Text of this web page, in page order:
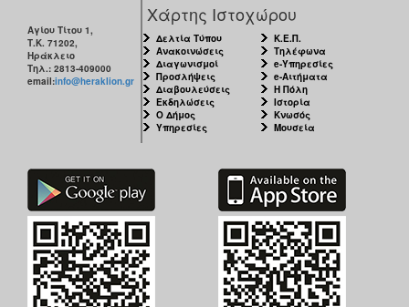
Αγίου Τίτου 1,
Τ.Κ. 71202,
Ηράκλειο
Τηλ.: 2813-409000
email:info@heraklion.gr
Χάρτης Ιστοχώρου
Δελτία Τύπου
Ανακοινώσεις
Διαγωνισμοί
Προσλήψεις
Διαβουλεύσεις
Εκδηλώσεις
Ο Δήμος
Υπηρεσίες
Κ.Ε.Π.
Τηλέφωνα
e-Υπηρεσίες
e-Αιτήματα
Η Πόλη
Ιστορία
Κνωσός
Μουσεία